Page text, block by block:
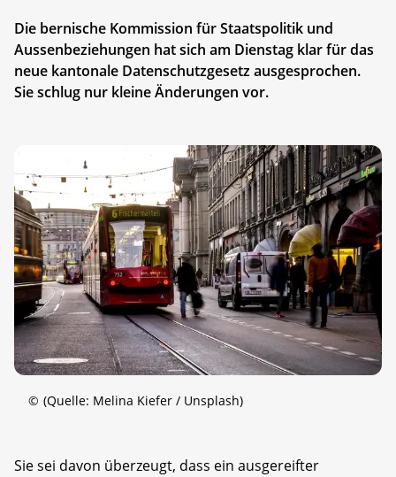
Die bernische Kommission für Staatspolitik und
Aussenbeziehungen hat sich am Dienstag klar für das
neue kantonale Datenschutzgesetz ausgesprochen.
Sie schlug nur kleine Änderungen vor.
© (Quelle: Melina Kiefer / Unsplash)
Sie sei davon überzeugt, dass ein ausgereifter